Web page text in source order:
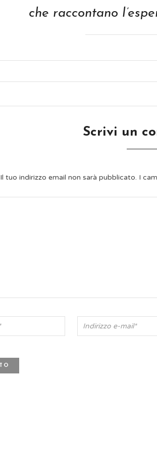
che raccontano
Scrivi un
Il tuo indirizzo email non sarà pubblicato. I